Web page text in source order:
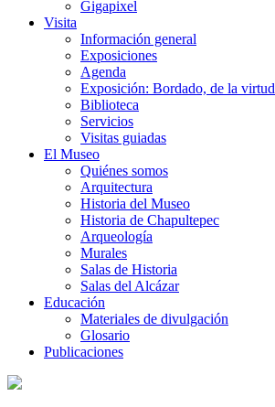
Gigapixel
Visita
Información general
Exposiciones
Agenda
Exposición: Bordado, de la virtud
Biblioteca
Servicios
Visitas guiadas
El Museo
Quiénes somos
Arquitectura
Historia del Museo
Historia de Chapultepec
Arqueología
Murales
Salas de Historia
Salas del Alcázar
Educación
Materiales de divulgación
Glosario
Publicaciones